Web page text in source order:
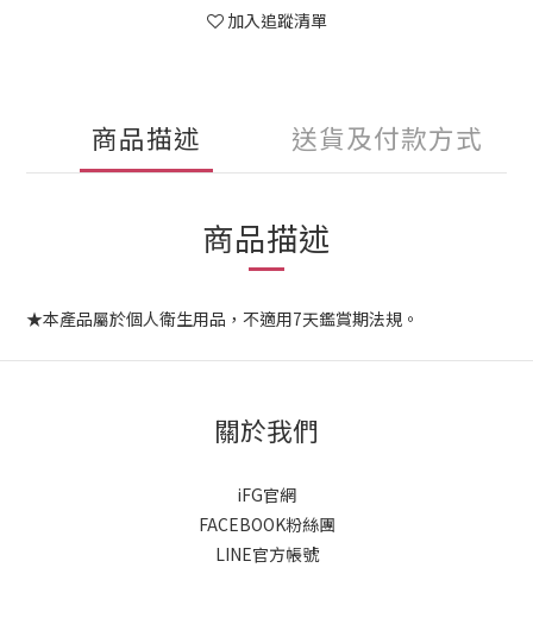
加入追蹤清單
商品描述 送貨及付款方式
商品描述
★本產品屬於個人衛生用品，不適用7天鑑賞期法規。
關於我們
iFG官網
FACEBOOK粉絲團
LINE官方帳號